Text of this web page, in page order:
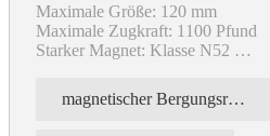
Maximale Größe: 120 mm
Maximale Zugkraft: 1100 Pfund
Starker Magnet: Klasse N52
magnetischer Bergungsring Hochseeangelmagnet